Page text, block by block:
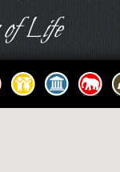
Life